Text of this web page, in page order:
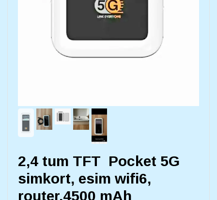
2,4 tum TFT Pocket 5G
simkort, esim wifi6,
router,4500 mAh